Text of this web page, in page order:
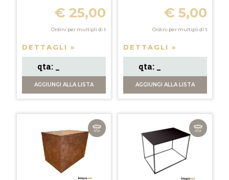
€ 25,00
Ordini per multipli di 1
DETTAGLI »
AGGIUNGIALLA LISTA
€ 5,00
Ordini per multipli di 1
DETTAGLI »
AGGIUNGI ALLA LISTA